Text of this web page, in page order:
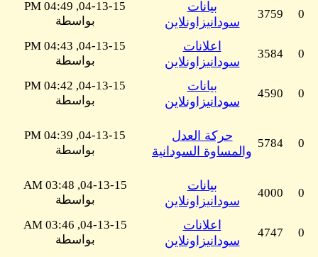
0
3759
بيانات
سودانيزاونلاين
04-13-15, 04:49 PM
بواسطة
0
3584
اعلانات
سودانيزاونلاين
04-13-15, 04:43 PM
بواسطة
0
4590
بيانات
سودانيزاونلاين
04-13-15, 04:42 PM
بواسطة
0
5784
حركة العدل
والمساوة السودانية
04-13-15, 04:39 PM
بواسطة
0
4000
بيانات
سودانيزاونلاين
04-13-15, 03:48 AM
بواسطة
0
4747
اعلانات
سودانيزاونلاين
04-13-15, 03:46 AM
بواسطة